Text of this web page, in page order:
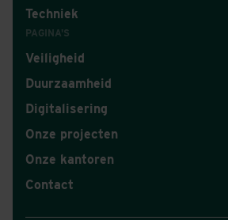
Techniek
PAGINA'S
Veiligheid
Duurzaamheid
Digitalisering
Onze projecten
Onze kantoren
Contact